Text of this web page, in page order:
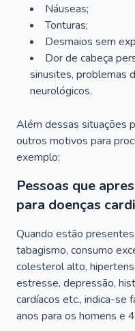
Náuseas;
Tonturas;
Desmaios sem
Dor de cabeça
sinusites, problemas
neurológicos.
Além dessas situações
outros motivos para
exemplo:
Pessoas que
para doenças
Quando estão
tabagismo, consumo
colesterol alto,
estresse, depressão,
cardíacos etc., indica-se
anos para os homens e